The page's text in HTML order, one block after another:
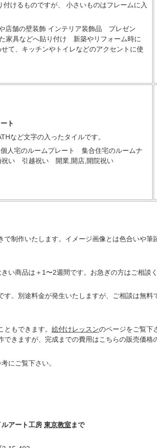
けるものですが、 小さいものはフレームに入
店舗の壁装飾 インテリア装飾品 プレゼン
家具などへ貼り付け 新築やリフォーム時に
て、キッチンやトイレなどのアクセントに使
ト
など文字の入ったタイルです。
人宅のルームプレート 集合住宅のルームナ
い 引越祝い 開業,開店,開院祝い
制作いたします。イメージ画像とは色合いや
い商品は＋1〜2週間です。お急ぎの方はご相談く
。別途料金が発生いたしますが、ご相談は無料
もできます。 絵付けレッスンのページをご覧下
できますが、完成までの費用はこちらの販売価
にご覧下さい。
アート工房 東京教室まで